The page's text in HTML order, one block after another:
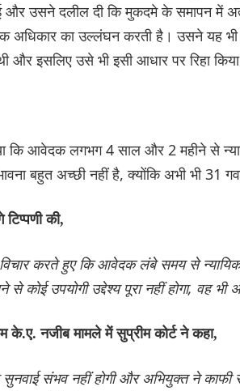
और उसने दलील दी कि मुकदमे के समापन में
अधिकार का उल्लंघन करती है। उसने यह
और इसलिए उसे भी इसी आधार पर रिहा किया
कि आवेदक लगभग 4 साल और 2 महीने से
बहुत अच्छी नहीं है, क्योंकि अभी भी 31
की,
करते हुए कि आवेदक लंबे समय से
से कोई उपयोगी उद्देश्य पूरा नहीं होगा, वह
के.ए. नजीब मामले में सुप्रीम कोर्ट ने कहा,
संभव नहीं होगी और अभियुक्त ने काफी